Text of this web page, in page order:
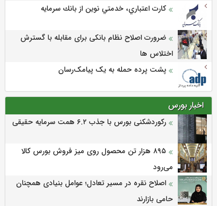
كارت اعتباري، خدمتي نوين از بانك سرمايه
ضرورت اصلاح نظام بانکی برای مقابله با گسترش
اختلاس ها
پشت پرده حمله به یک پیامک‌رسان
اخبار بورس
رکوردشکنی بورس با جذب ۶.۲ همت سرمایه حقیقی
۸۹۵ هزار تن محصول روی میز فروش بورس کالا
می‌‌رود
اصلاح نقره در مسیر تعادل؛ عوامل بنیادی همچنان
حامی بازارند